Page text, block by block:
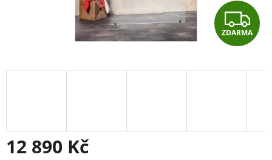
Z
D
A
ZDARMA
12 890 Kč